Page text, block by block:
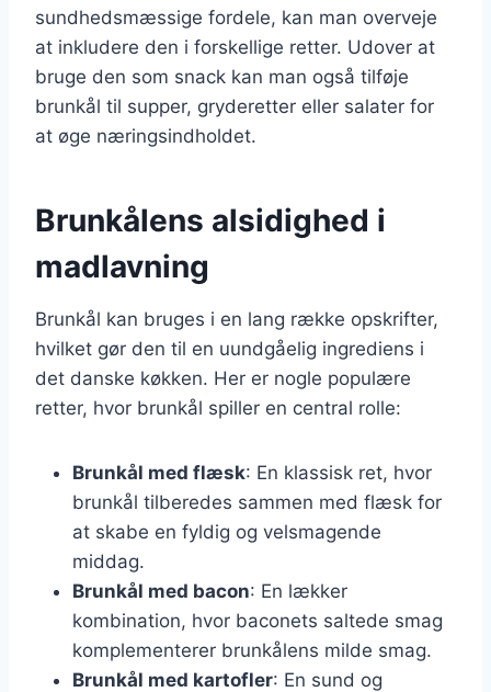
sundhedsmæssige fordele, kan man overveje
at inkludere den i forskellige retter. Udover at
bruge den som snack kan man også tilføje
brunkål til supper, gryderetter eller salater for
at øge næringsindholdet.
Brunkålens alsidighed i
madlavning
Brunkål kan bruges i en lang række opskrifter,
hvilket gør den til en uundgåelig ingrediens i
det danske køkken. Her er nogle populære
retter, hvor brunkål spiller en central rolle:
Brunkål med flæsk: En klassisk ret, hvor
brunkål tilberedes sammen med flæsk for
at skabe en fyldig og velsmagende
middag.
Brunkål med bacon: En lækker
kombination, hvor baconets saltede smag
komplementerer brunkålens milde smag.
Brunkål med kartofler: En sund og